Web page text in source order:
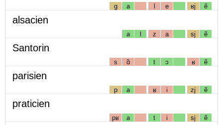
g a l e ʁj ẽ
alsacien
a l z a sj ẽ
Santorin
s ɑ̃ t ɔ ʁ ẽ
parisien
p a ʁ i zj ẽ
praticien
pʁ a t i sj ẽ